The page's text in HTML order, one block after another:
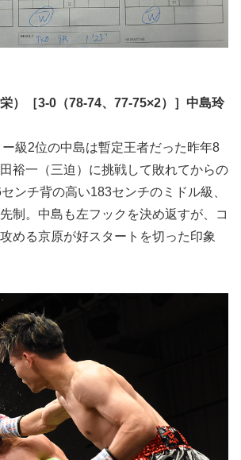
）［3-0（78-74、77-75×2）］中島玲
級2位の中島は暫定王者だった昨年8
裕一（三迫）に挑戦して敗れてからの
ンチ背の高い183センチのミドル級、
制。中島も左フックを決め返すが、コ
める京原が好スタートを切った印象